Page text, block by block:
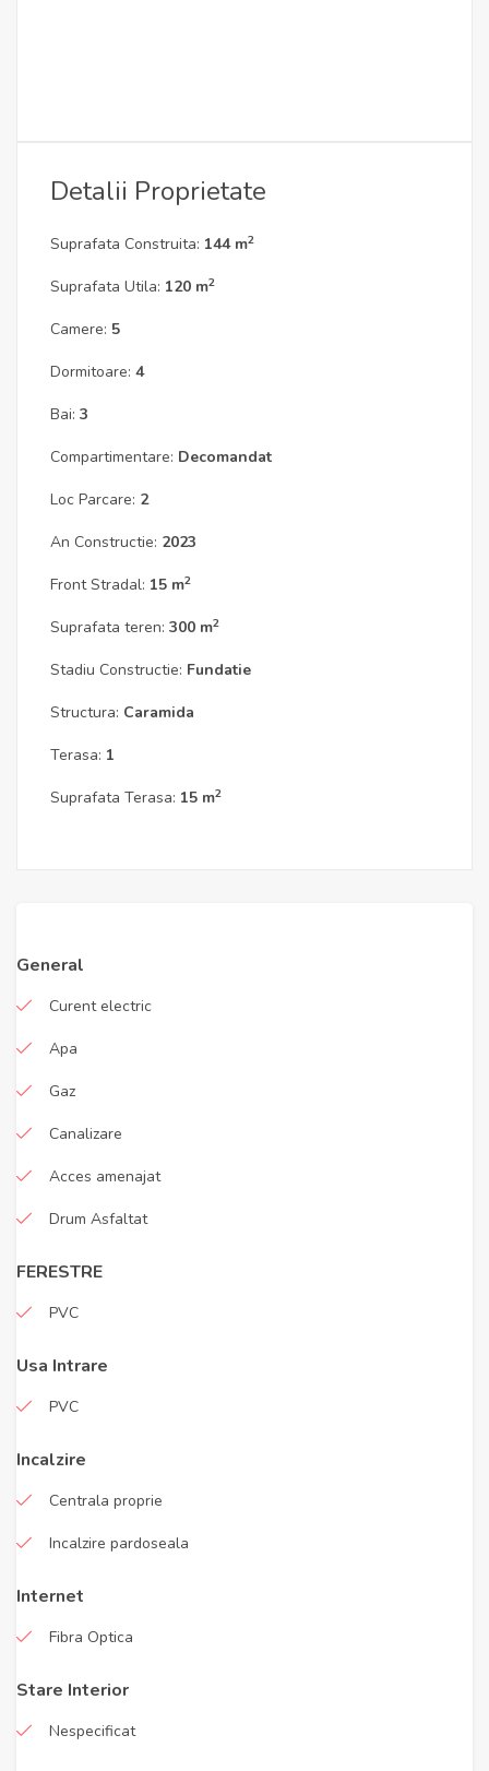
Detalii Proprietate
Suprafata Construita: 144 m2
Suprafata Utila: 120 m2
Camere: 5
Dormitoare: 4
Bai: 3
Compartimentare: Decomandat
Loc Parcare: 2
An Constructie: 2023
Front Stradal: 15 m2
Suprafata teren: 300 m2
Stadiu Constructie: Fundatie
Structura: Caramida
Terasa: 1
Suprafata Terasa: 15 m2
General
Curent electric
Apa
Gaz
Canalizare
Acces amenajat
Drum Asfaltat
FERESTRE
PVC
Usa Intrare
PVC
Incalzire
Centrala proprie
Incalzire pardoseala
Internet
Fibra Optica
Stare Interior
Nespecificat